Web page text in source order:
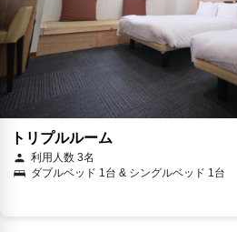
トリプルルーム
利用人数 3名
ダブルベッド 1台 & シングルベッド 1台